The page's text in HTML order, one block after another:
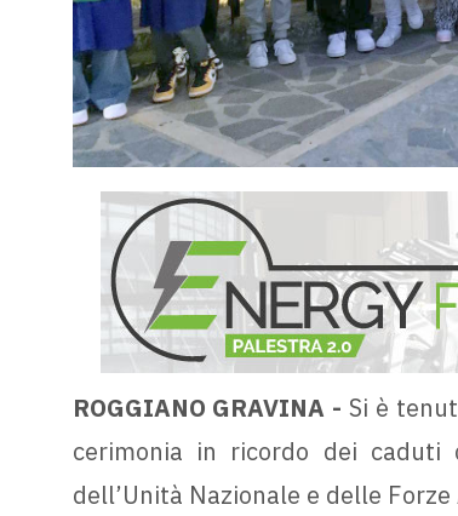
ROGGIANO GRAVINA - Si è
cerimonia in ricordo dei
dell’Unità Nazionale e delle